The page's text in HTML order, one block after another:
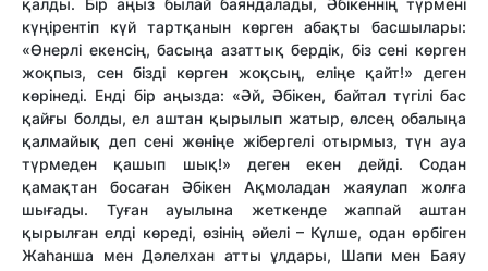
қалды. Бір аңыз былай баяндалады, Әбікеннің түрмені
күңірентіп күй тартқанын көрген абақты басшылары:
«Өнерлі екенсің, басыңа азаттық бердік, біз сені көрген
жоқпыз, сен бізді көрген жоқсың, еліңе қайт!» деген
көрінеді. Енді бір аңызда: «Әй, Әбікен, байтал түгілі бас
қайғы болды, ел аштан қырылып жатыр, өлсең обалыңа
қалмайық деп сені жөніңе жібергелі отырмыз, түн ауа
түрмеден қашып шық!» деген екен дейді. Содан
қамақтан босаған Әбікен Ақмоладан жаяулап жолға
шығады. Туған ауылына жеткенде жаппай аштан
қырылған елді көреді, өзінің әйелі – Күлше, одан өрбіген
Жаһанша мен Дәлелхан атты ұлдары, Шапи мен Баяу